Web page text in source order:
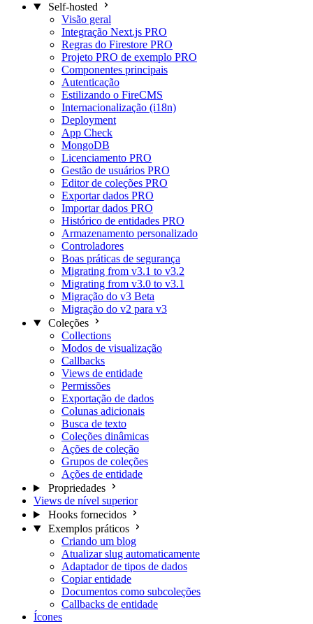
Self-hosted
Visão geral
Integração Next.js PRO
Regras do Firestore PRO
Projeto PRO de exemplo PRO
Componentes principais
Autenticação
Estilizando o FireCMS
Internacionalização (i18n)
Deployment
App Check
MongoDB
Licenciamento PRO
Gestão de usuários PRO
Editor de coleções PRO
Exportar dados PRO
Importar dados PRO
Histórico de entidades PRO
Armazenamento personalizado
Controladores
Boas práticas de segurança
Migrating from v3.1 to v3.2
Migrating from v3.0 to v3.1
Migração do v3 Beta
Migração do v2 para v3
Coleções
Collections
Modos de visualização
Callbacks
Views de entidade
Permissões
Exportação de dados
Colunas adicionais
Busca de texto
Coleções dinâmicas
Ações de coleção
Grupos de coleções
Ações de entidade
Propriedades
Views de nível superior
Hooks fornecidos
Exemplos práticos
Criando um blog
Atualizar slug automaticamente
Adaptador de tipos de dados
Copiar entidade
Documentos como subcoleções
Callbacks de entidade
Ícones